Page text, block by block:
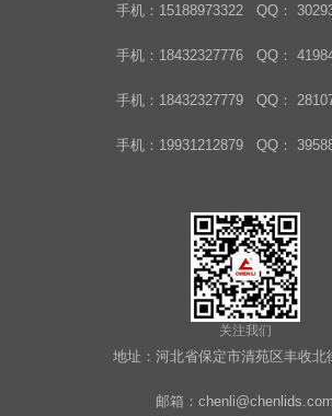
手机：15188973322 QQ：
手机：18432327776 QQ：
手机：18432327779 QQ：
手机：19931212879 QQ：
关注我们
地址：河北省保定市清苑区丰收北
邮箱：chenli@chenlids.com